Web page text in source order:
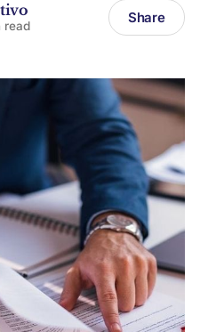
read Share